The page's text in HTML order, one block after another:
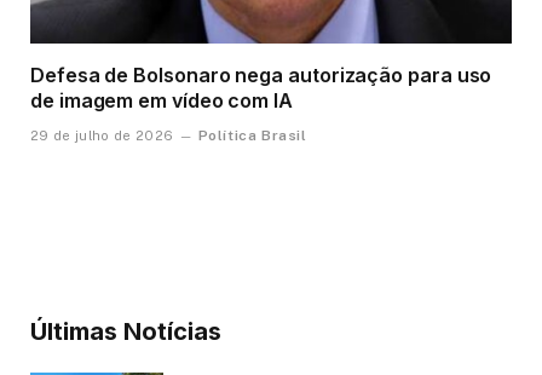
Defesa de Bolsonaro nega autorização para uso
de imagem em vídeo com IA
29 de julho de 2026 Política Brasil
Últimas Notícias